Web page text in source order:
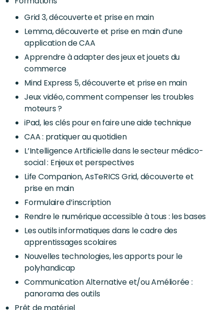
Grid 3, découverte et prise en main
Lemma, découverte et prise en main d’une
application de CAA
Apprendre à adapter des jeux et jouets du
commerce
Mind Express 5, découverte et prise en main
Jeux vidéo, comment compenser les troubles
moteurs ?
iPad, les clés pour en faire une aide technique
CAA : pratiquer au quotidien
L’Intelligence Artificielle dans le secteur médico-
social : Enjeux et perspectives
Life Companion, AsTeRICS Grid, découverte et
prise en main
Formulaire d’inscription
Rendre le numérique accessible à tous : les bases
Les outils informatiques dans le cadre des
apprentissages scolaires
Nouvelles technologies, les apports pour le
polyhandicap
Communication Alternative et/ou Améliorée :
panorama des outils
Prêt de matériel